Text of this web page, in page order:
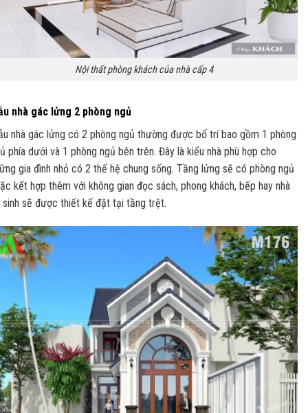
Nội thất phòng khách của nhà cấp 4
nhà gác lửng 2 phòng ngủ
nhà gác lửng có 2 phòng ngủ thường được bố trí bao gồm 1 phòng
phía dưới và 1 phòng ngủ bên trên. Đây là kiểu nhà phù hợp cho
gia đình nhỏ có 2 thế hệ chung sống. Tầng lửng sẽ có phòng ngủ
kết hợp thêm với không gian đọc sách, phong khách, bếp hay nhà
sinh sẽ được thiết kế đặt tại tầng trệt.